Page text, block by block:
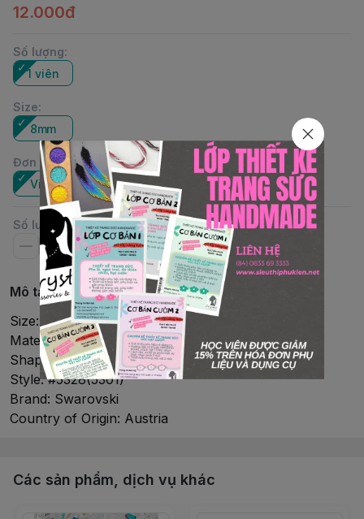
12.000đ
Số lượng:
1 viên
Size:
8mm
Đơn vị:
Viên
Số lượng
Mô tả chi tiết
Size: 8mm
Material: Crystal
Shape: Bicone
Style: #5328(5301)
Brand: Swarovski
Country of Origin: Austria
Các sản phẩm, dịch vụ khác